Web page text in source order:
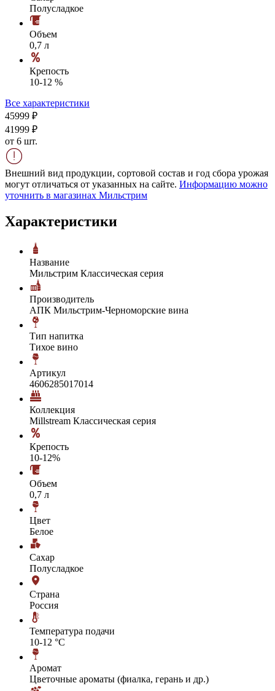
Полусладкое
Объем
0,7 л
Крепость
10-12 %
Все характеристики
45999 ₽
41999 ₽
от 6 шт.
Внешний вид продукции, сортовой состав и год сбора урожая
могут отличаться от указанных на сайте. Информацию можно
уточнить в магазинах Мильстрим
Характеристики
Название
Мильстрим Классическая серия
Производитель
АПК Мильстрим-Черноморские вина
Тип напитка
Тихое вино
Артикул
4606285017014
Коллекция
Millstream Классическая серия
Крепость
10-12%
Объем
0,7 л
Цвет
Белое
Сахар
Полусладкое
Страна
Россия
Температура подачи
10-12 °С
Аромат
Цветочные ароматы (фиалка, герань и др.)